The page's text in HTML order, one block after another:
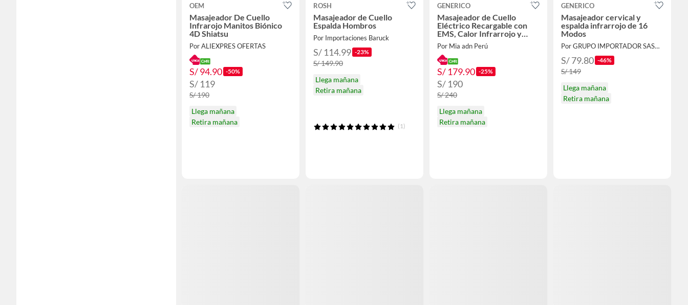
OEM
Masajeador De Cuello
Infrarojo Manitos Biónico
4D Shiatsu
Por ALIEXPRES OFERTAS
S/ 94.90 -50%
S/ 119
S/ 190
Llega mañana
Retira mañana
ROSH
Masajeador de Cuello
Espalda Hombros
Por Importaciones Baruck
S/ 114.99 -23%
S/ 149.90
Llega mañana
Retira mañana
(1)
GENERICO
Masajeador de Cuello
Eléctrico Recargable con
EMS, Calor Infrarrojo y
Control Remoto
Por Mia adn Perú
S/ 179.90 -25%
S/ 190
S/ 240
Llega mañana
Retira mañana
GENERICO
Masajeador cervical y
espalda infrarrojo de 16
Modos
Por GRUPO IMPORTADOR SASARU
S/ 79.80 -46%
S/ 149
Llega mañana
Retira mañana